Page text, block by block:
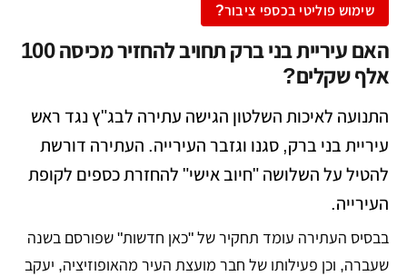
שימוש פוליטי בכספי ציבור?
האם עיריית בני ברק תחויב להחזיר מכיסה 100
אלף שקלים?
התנועה לאיכות השלטון הגישה עתירה לבג"ץ נגד ראש
עיריית בני ברק, סגנו וגזבר העירייה. העתירה דורשת
להטיל על השלושה "חיוב אישי" להחזרת כספים לקופת
העירייה.
בבסיס העתירה עומד תחקיר של "כאן חדשות" שפורסם בשנה
שעברה, וכן פעילותו של חבר מועצת העיר מהאופוזיציה, יעקב